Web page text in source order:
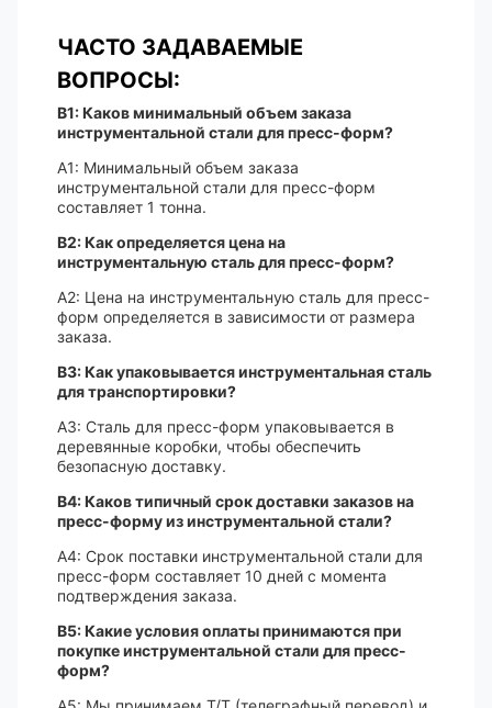
ЧАСТО ЗАДАВАЕМЫЕ
ВОПРОСЫ:
В1: Каков минимальный объем заказа
инструментальной стали для пресс-форм?
A1: Минимальный объем заказа
инструментальной стали для пресс-форм
составляет 1 тонна.
В2: Как определяется цена на
инструментальную сталь для пресс-форм?
A2: Цена на инструментальную сталь для пресс-
форм определяется в зависимости от размера
заказа.
В3: Как упаковывается инструментальная сталь
для транспортировки?
A3: Сталь для пресс-форм упаковывается в
деревянные коробки, чтобы обеспечить
безопасную доставку.
В4: Каков типичный срок доставки заказов на
пресс-форму из инструментальной стали?
A4: Срок поставки инструментальной стали для
пресс-форм составляет 10 дней с момента
подтверждения заказа.
В5: Какие условия оплаты принимаются при
покупке инструментальной стали для пресс-
форм?